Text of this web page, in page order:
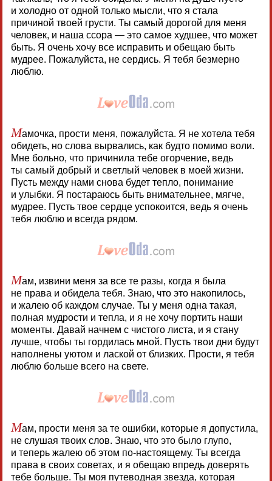
и холодно от одной только мысли, что я стала
причиной твоей грусти. Ты самый дорогой для меня
человек, и наша ссора — это самое худшее, что может
быть. Я очень хочу все исправить и обещаю быть
мудрее. Пожалуйста, не сердись. Я тебя безмерно
люблю.
Мамочка, прости меня, пожалуйста. Я не хотела тебя
обидеть, но слова вырвались, как будто помимо воли.
Мне больно, что причинила тебе огорчение, ведь
ты самый добрый и светлый человек в моей жизни.
Пусть между нами снова будет тепло, понимание
и улыбки. Я постараюсь быть внимательнее, мягче,
мудрее. Пусть твое сердце успокоится, ведь я очень
тебя люблю и всегда рядом.
Мам, извини меня за все те разы, когда я была
не права и обидела тебя. Знаю, что это накопилось,
и жалею об каждом случае. Ты у меня одна такая,
полная мудрости и тепла, и я не хочу портить наши
моменты. Давай начнем с чистого листа, и я стану
лучше, чтобы ты гордилась мной. Пусть твои дни будут
наполнены уютом и лаской от близких. Прости, я тебя
люблю больше всего на свете.
Мам, прости меня за те ошибки, которые я допустила,
не слушая твоих слов. Знаю, что это было глупо,
и теперь жалею об этом по-настоящему. Ты всегда
права в своих советах, и я обещаю впредь доверять
тебе больше. Ты моя путеводная звезда, которая